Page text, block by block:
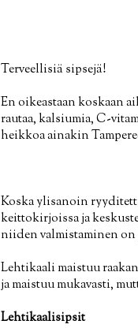
Terveellisiä sipsejä!
En oikeastaan koskaan
rautaa, kalsiumia, C-
heikkoa ainakin
Koska ylisanoin
keittokirjoissa ja
niiden valmistaminen
Lehtikaali maistuu
ja maistuu mukavasti,
Lehtikaalisipsit